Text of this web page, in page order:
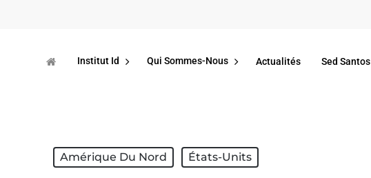
Institut Id Qui Sommes-Nous Actualités Sed Santos
Amérique Du Nord États-Units